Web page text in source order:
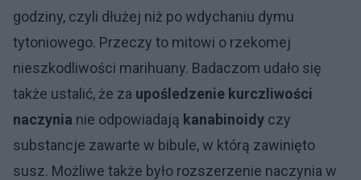
godziny, czyli dłużej niż po wdychaniu dymu
tytoniowego. Przeczy to mitowi o rzekomej
nieszkodliwości marihuany. Badaczom udało się
także ustalić, że za upośledzenie kurczliwości
naczynia nie odpowiadają kanabinoidy czy
substancje zawarte w bibule, w którą zawinięto
susz. Możliwe także było rozszerzenie naczynia w